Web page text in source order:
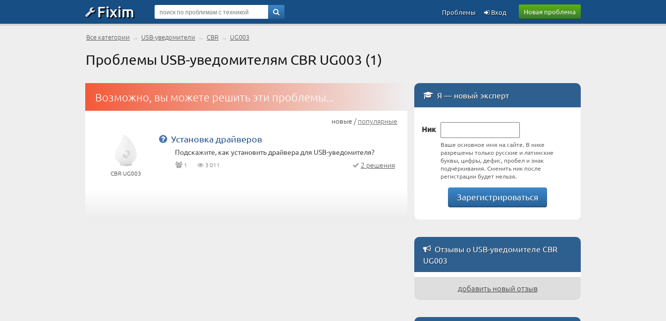
Fixim Новая проблема
Вход
Проблемы
Все категории → USB-уведомители → CBR → UG003
Проблемы USB-уведомителям CBR UG003 (1)
Возможно, вы можете решить эти проблемы...
новые /популярные
CBR UG003
Установка драйверов
Подскажите, как установить драйвера для USB-уведомителя?
1 3 011 2 решения
Я — новый эксперт
Ник
Ваше основное имя на сайте. В нике
разрешены только русские и латинские
буквы, цифры, дефис, пробел и знак
подчёркивания. Сменить ник после
регистрации будет нельзя.
Зарегистрироваться
Отзывы о USB-уведомителе CBR
UG003
добавить новый отзыв